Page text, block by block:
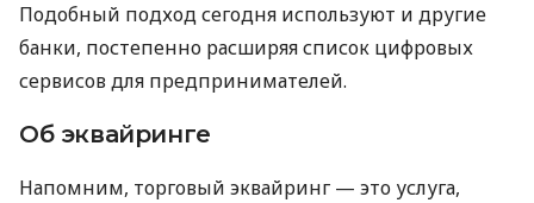
Подобный подход сегодня используют и другие
банки, постепенно расширяя список цифровых
сервисов для предпринимателей.
Об эквайринге
Напомним, торговый эквайринг — это услуга,